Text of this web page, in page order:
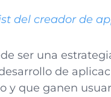
del creador de
ser una
de
y que ganen